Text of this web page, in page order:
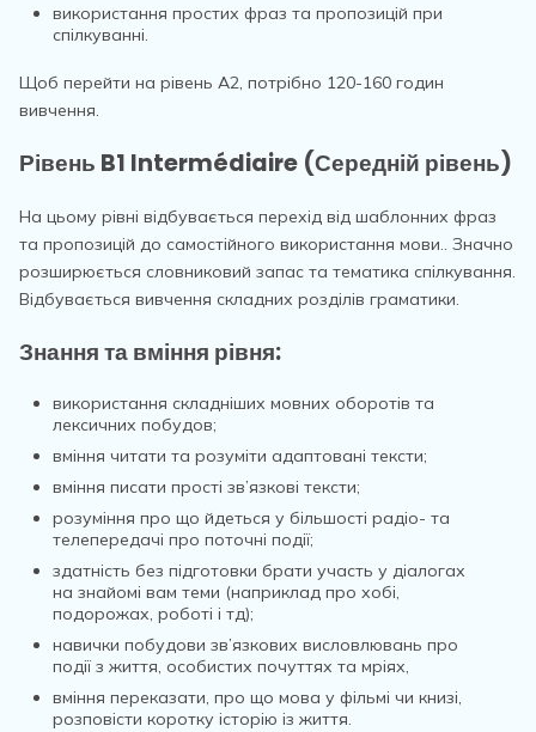
використання простих фраз та пропозицій при
спілкуванні.
Щоб перейти на рівень А2, потрібно 120-160 годин
вивчення.
Рівень B1 Intermédiaire (Середній рівень)
На цьому рівні відбувається перехід від шаблонних фраз
та пропозицій до самостійного використання мови.. Значно
розширюється словниковий запас та тематика спілкування.
Відбувається вивчення складних розділів граматики.
Знання та вміння рівня:
використання складніших мовних оборотів та
лексичних побудов;
вміння читати та розуміти адаптовані тексти;
вміння писати прості зв’язкові тексти;
розуміння про що йдеться у більшості радіо- та
телепередачі про поточні події;
здатність без підготовки брати участь у діалогах
на знайомі вам теми (наприклад про хобі,
подорожах, роботі і тд);
навички побудови зв’язкових висловлювань про
події з життя, особистих почуттях та мріях,
вміння переказати, про що мова у фільмі чи книзі,
розповісти коротку історію із життя.